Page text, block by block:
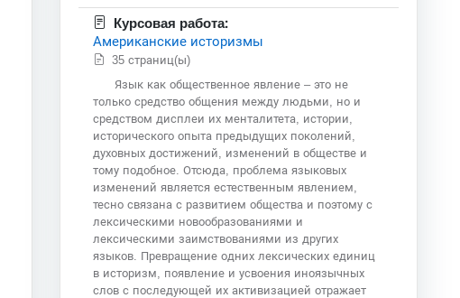
Курсовая работа:
Американские историзмы
35 страниц(ы)
Язык как общественное явление – это не
только средство общения между людьми, но и
средством дисплеи их менталитета, истории,
исторического опыта предыдущих поколений,
духовных достижений, изменений в обществе и
тому подобное. Отсюда, проблема языковых
изменений является естественным явлением,
тесно связана с развитием общества и поэтому с
лексическими новообразованиями и
лексическими заимствованиями из других
языков. Превращение одних лексических единиц
в историзм, появление и усвоения иноязычных
слов с последующей их активизацией отражает